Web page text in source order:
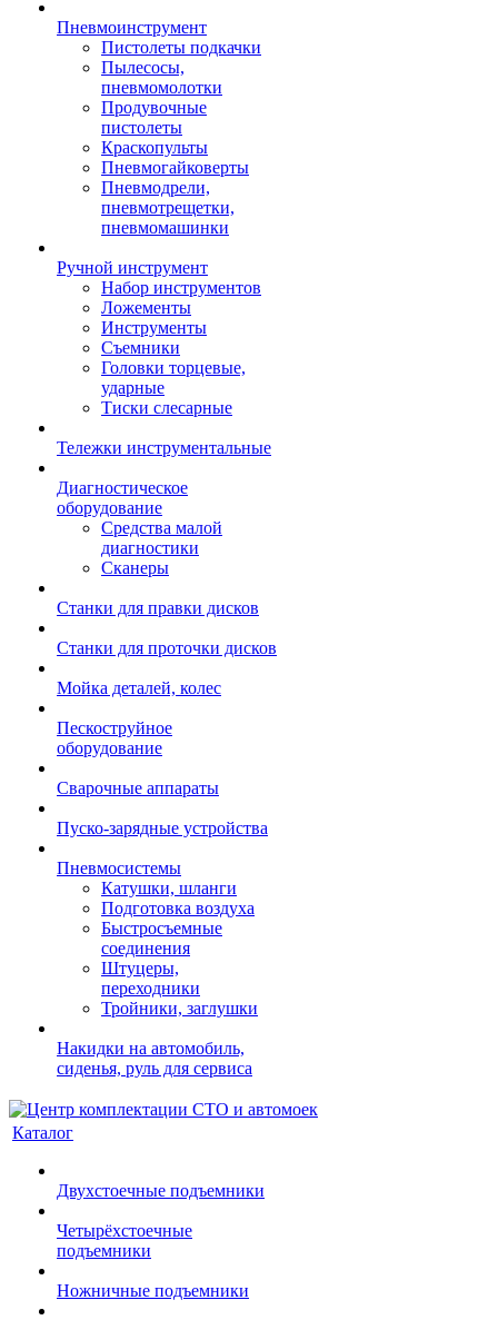
Пневмоинструмент
Пистолеты подкачки
Пылесосы,
пневмомолотки
Продувочные
пистолеты
Краскопульты
Пневмогайковерты
Пневмодрели,
пневмотрещетки,
пневмомашинки
Ручной инструмент
Набор инструментов
Ложементы
Инструменты
Съемники
Головки торцевые,
ударные
Тиски слесарные
Тележки инструментальные
Диагностическое
оборудование
Средства малой
диагностики
Сканеры
Станки для правки дисков
Станки для проточки дисков
Мойка деталей, колес
Пескоструйное
оборудование
Сварочные аппараты
Пуско-зарядные устройства
Пневмосистемы
Катушки, шланги
Подготовка воздуха
Быстросъемные
соединения
Штуцеры,
переходники
Тройники, заглушки
Накидки на автомобиль,
сиденья, руль для сервиса
Каталог
Двухстоечные подъемники
Четырёхстоечные
подъемники
Ножничные подъемники